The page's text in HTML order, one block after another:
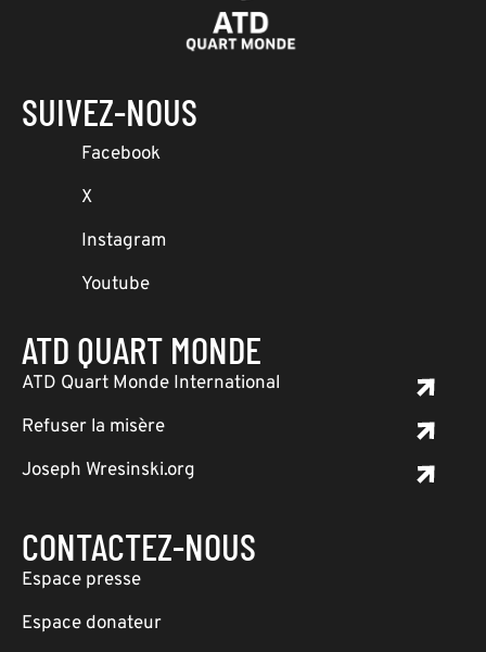
SUIVEZ-NOUS
Facebook
X
Instagram
Youtube
ATD QUART MONDE
ATD Quart Monde International
Refuser la misère
Joseph Wresinski.org
CONTACTEZ-NOUS
Espace presse
Espace donateur